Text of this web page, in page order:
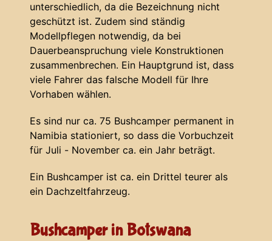
unterschiedlich, da die Bezeichnung nicht
geschützt ist. Zudem sind ständig
Modellpflegen notwendig, da bei
Dauerbeanspruchung viele Konstruktionen
zusammenbrechen. Ein Hauptgrund ist, dass
viele Fahrer das falsche Modell für Ihre
Vorhaben wählen.
Es sind nur ca. 75 Bushcamper permanent in
Namibia stationiert, so dass die Vorbuchzeit
für Juli - November ca. ein Jahr beträgt.
Ein Bushcamper ist ca. ein Drittel teurer als
ein Dachzeltfahrzeug.
Bushcamper in Botswana